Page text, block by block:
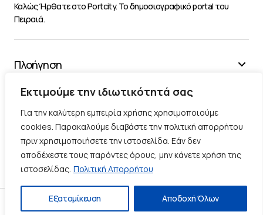
Εκτιμούμε την ιδιωτικότητά σας
Για την καλύτερη εμπειρία χρήσης χρησιμοποιούμε
cookies. Παρακαλούμε διαβάστε την πολιτική απορρήτου
πριν χρησιμοποιήσετε την ιστοσελίδα. Εάν δεν
αποδέχεστε τους παρόντες όρους, μην κάνετε χρήση της
ιστοσελίδας. Πολιτική Απορρήτου
Εξατομίκευση Αποδοχή Όλων
Καλώς Ήρθατε στο Portcity. Το δημοσιογραφικό portal του
Πειραιά.
Πλοήγηση
Χρήσιμα
Διάφορα
Ακολουθήστε μας
Πολιτική ΑπορρήτουΠολιτική Cookies
Επικοινωνία
© 2025 |Κατασκευή Blog